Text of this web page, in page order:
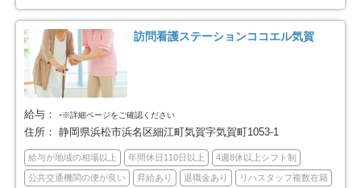
菊川市 伊豆の国市
牧之原市 5
賀茂郡河津町
田方郡函南町 7 駿東郡清水町 9
駿東郡長泉町 5 駿東郡小山町 1
訪問看護ステーションココエル気賀
給与： -※詳細ページをご確認ください
住所： 静岡県浜松市浜名区細江町気賀字気賀町1053-1
給与が地域の相場以上 年間休日110日以上 4週8休以上シフト制
公共交通機関の便が良い 昇給あり 退職金あり リハスタッフ複数在籍